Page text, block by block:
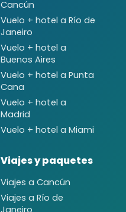
Cancún
Vuelo + hotel a Río de
Janeiro
Vuelo + hotel a
Buenos Aires
Vuelo + hotel a Punta
Cana
Vuelo + hotel a
Madrid
Vuelo + hotel a Miami
Viajes y paquetes
Viajes a Cancún
Viajes a Río de